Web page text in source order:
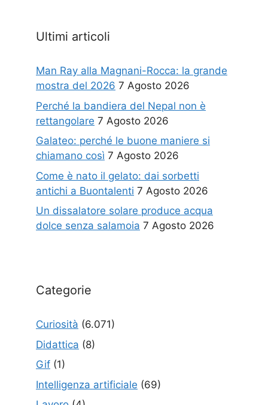
Ultimi articoli
Man Ray alla Magnani-Rocca: la grande
mostra del 2026 7 Agosto 2026
Perché la bandiera del Nepal non è
rettangolare 7 Agosto 2026
Galateo: perché le buone maniere si
chiamano così 7 Agosto 2026
Come è nato il gelato: dai sorbetti
antichi a Buontalenti 7 Agosto 2026
Un dissalatore solare produce acqua
dolce senza salamoia 7 Agosto 2026
Categorie
Curiosità (6.071)
Didattica (8)
Gif (1)
Intelligenza artificiale (69)